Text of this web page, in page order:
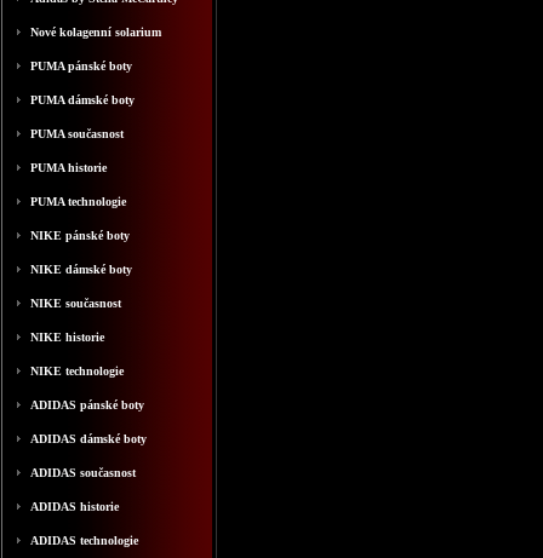
Nové kolagenní solarium
PUMA pánské boty
PUMA dámské boty
PUMA současnost
PUMA historie
PUMA technologie
NIKE pánské boty
NIKE dámské boty
NIKE současnost
NIKE historie
NIKE technologie
ADIDAS pánské boty
ADIDAS dámské boty
ADIDAS současnost
ADIDAS historie
ADIDAS technologie